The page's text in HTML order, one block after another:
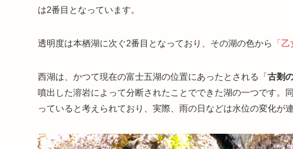
は2番目となっています。
透明度は本栖湖に次ぐ2番目となっており、その湖の色から 「
西湖は、かつて現在の富士五湖の位置にあったとされる「古剗
噴出した溶岩によって分断されたことでできた湖の一つです。
っていると考えられており、実際、雨の日などは水位の変化が